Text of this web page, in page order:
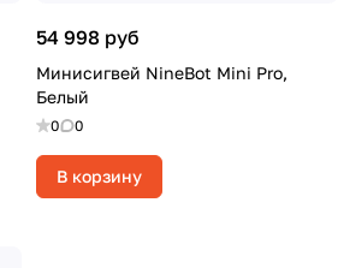
54 998 руб
Минисигвей NineBot Mini Pro,
Белый
0 0
В корзину